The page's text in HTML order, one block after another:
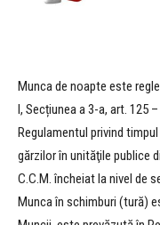
Munca de noapte este
I, Secțiunea a 3-a, art. 125
Regulamentul privind
gărzilor în unităţile publice
C.C.M. încheiat la nivel de
Munca în schimburi (tură)